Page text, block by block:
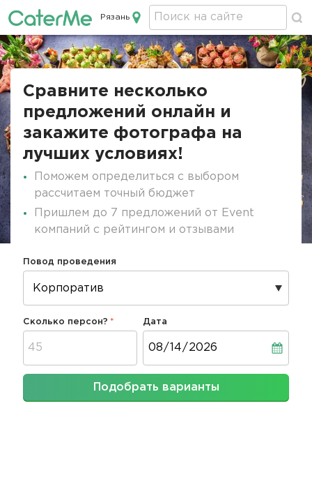
Кейтеринг в Рязани
Рязань
Строка
Сравните несколько
предложений онлайн и
закажите фотографа на
лучших условиях!
Поможем определиться с выбором
рассчитаем точный бюджет
Пришлем до 7 предложений от Event
компаний с рейтингом и отзывами
Повод проведения
Сколько персон? Дата
Подобрать варианты